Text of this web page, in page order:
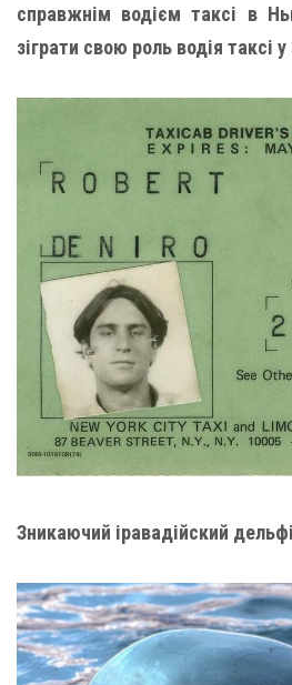
справжнім водієм таксі в
зіграти свою роль водія таксі
Зникаючий іравадійский